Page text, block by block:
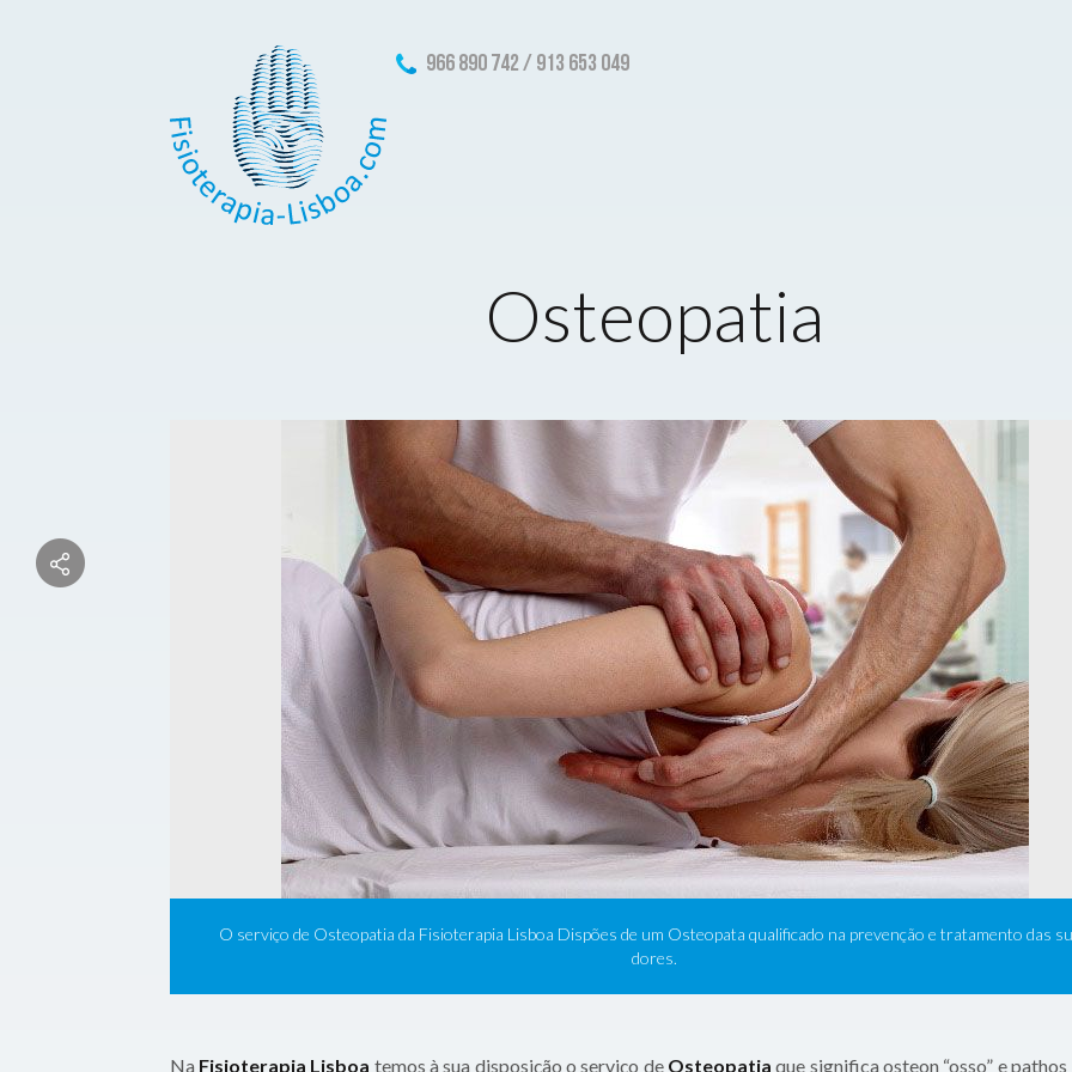
966 890 742 / 913 653 049
Osteopatia
O serviço de Osteopatia da Fisioterapia Lisboa Dispões de um Osteopata qualificado na prevenção e tratamento das
dores.
Na Fisioterapia Lisboa temos à sua disposição o serviço de Osteopatia que significa osteon “osso” e pathos